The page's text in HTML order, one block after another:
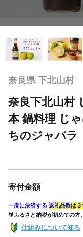
奈良県 下北山村
奈良下北山村
本 鍋料理 じ
ちのジャバラ
寄付金額
一度に決済する 返礼品数は
🔰ふるさと納税が初めての方
仕組みについて知る